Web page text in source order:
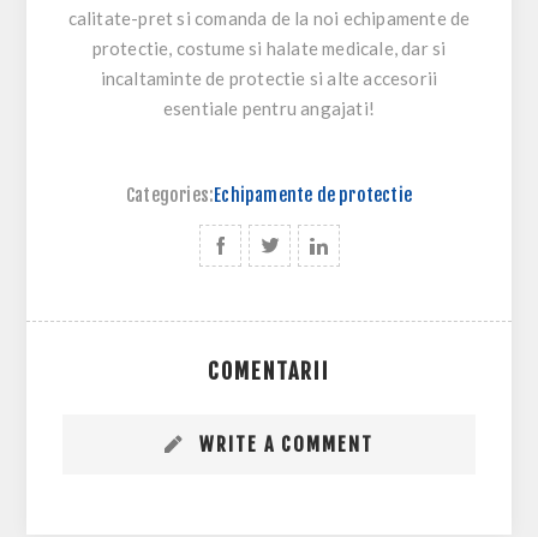
calitate-pret si comanda de la noi echipamente de
protectie, costume si halate medicale, dar si
incaltaminte de protectie si alte accesorii
esentiale pentru angajati!
Categories:Echipamente de protectie
COMENTARII
WRITE A COMMENT